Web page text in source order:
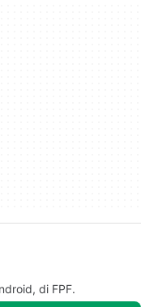
di FPF.